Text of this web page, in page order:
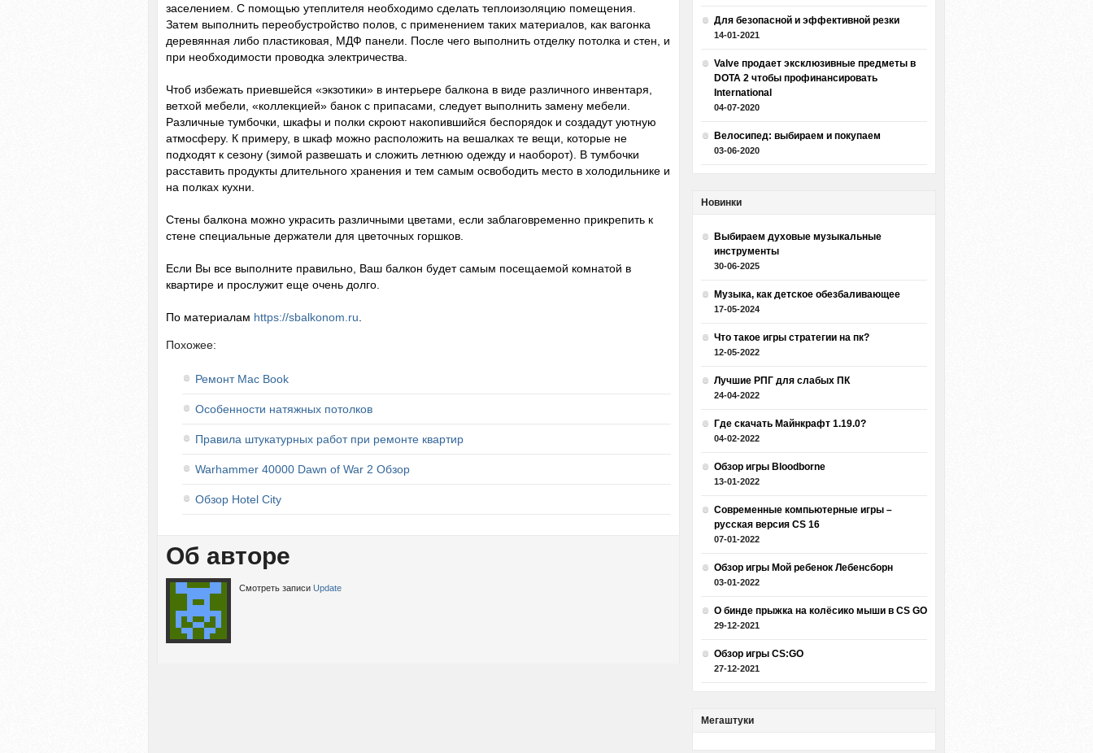
заселением. С помощью утеплителя необходимо сделать теплоизоляцию помещения.
Затем выполнить переобустройство полов, с применением таких материалов, как вагонка
деревянная либо пластиковая, МДФ панели. После чего выполнить отделку потолка и стен, и
при необходимости проводка электричества.
Чтоб избежать приевшейся «экзотики» в интерьере балкона в виде различного инвентаря,
ветхой мебели, «коллекцией» банок с припасами, следует выполнить замену мебели.
Различные тумбочки, шкафы и полки скроют накопившийся беспорядок и создадут уютную
атмосферу. К примеру, в шкаф можно расположить на вешалках те вещи, которые не
подходят к сезону (зимой развешать и сложить летнюю одежду и наоборот). В тумбочки
расставить продукты длительного хранения и тем самым освободить место в холодильнике и
на полках кухни.
Стены балкона можно украсить различными цветами, если заблаговременно прикрепить к
стене специальные держатели для цветочных горшков.
Если Вы все выполните правильно, Ваш балкон будет самым посещаемой комнатой в
квартире и прослужит еще очень долго.
По материалам https://sbalkonom.ru
Похожее:
Ремонт Mac Book
Особенности натяжных потолков
Правила штукатурных работ при ремонте квартир
Warhammer 40000 Dawn of War 2 Обзор
Обзор Hotel City
Об авторе
Смотреть записи Update
Для безопасной и эффективной резки
14-01-2021
Valve продает эксклюзивные предметы в
DOTA 2 чтобы профинансировать
International
04-07-2020
Велосипед: выбираем и покупаем
03-06-2020
Новинки
Выбираем духовые музыкальные
инструменты
30-06-2025
Музыка, как детское обезбаливающее
17-05-2024
Что такое игры стратегии на пк?
12-05-2022
Лучшие РПГ для слабых ПК
24-04-2022
Где скачать Майнкрафт 1.19.0?
04-02-2022
Обзор игры Bloodborne
13-01-2022
Современные компьютерные игры –
русская версия CS 16
07-01-2022
Обзор игры Мой ребенок Лебенсборн
03-01-2022
О бинде прыжка на колёсико мыши в CS GO
29-12-2021
Обзор игры CS:GO
27-12-2021
Мегаштуки